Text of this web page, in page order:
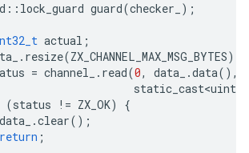
:: lock_guard guard(checker_ );
actual ;
. resize(ZX_CHANNEL_MAX_MSG_BYTES);
= channel_ . read(0, data_ .data(),
(status != ZX_OK)
{
data_ .clear();
return ;